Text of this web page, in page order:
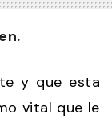
y que esta
vital que le